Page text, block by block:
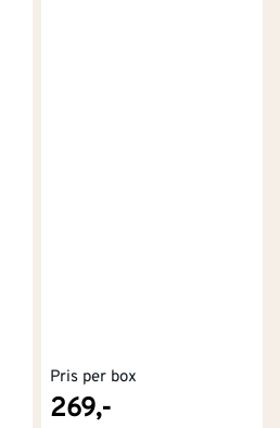
Pris per box
269,-